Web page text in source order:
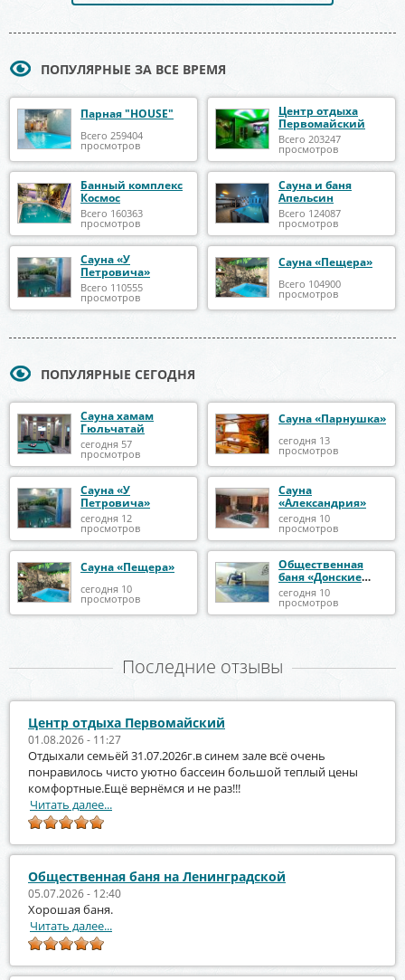
ПОПУЛЯРНЫЕ ЗА ВСЕ ВРЕМЯ
Парная "HOUSE"
Всего 259404
просмотров
Центр отдыха
Первомайский
Всего 203247
просмотров
Банный комплекс
Космос
Всего 160363
просмотров
Сауна и баня
Апельсин
Всего 124087
просмотров
Сауна «У
Петровича»
Всего 110555
просмотров
Сауна «Пещера»
Всего 104900
просмотров
ПОПУЛЯРНЫЕ СЕГОДНЯ
Сауна хамам
Гюльчатай
сегодня 57
просмотров
Сауна «Парнушка»
сегодня 13
просмотров
Сауна «У
Петровича»
сегодня 12
просмотров
Сауна
«Александрия»
сегодня 10
просмотров
Сауна «Пещера»
сегодня 10
просмотров
Общественная
баня «Донские
бани»
сегодня 10
просмотров
Последние отзывы
Центр отдыха Первомайский
01.08.2026 - 11:27
Отдыхали семьёй 31.07.2026г.в синем зале всё очень
понравилось чисто уютно бассеин большой теплый цены
комфортные.Ещё вернёмся и не раз!!!
Читать далее...
Общественная баня на Ленинградской
05.07.2026 - 12:40
Хорошая баня.
Читать далее...